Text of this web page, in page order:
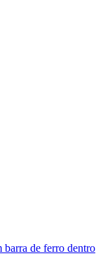
barra de ferro dentro